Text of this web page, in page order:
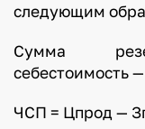
следующим
Сумма
себестоимость
ЧСП = Цпрод —